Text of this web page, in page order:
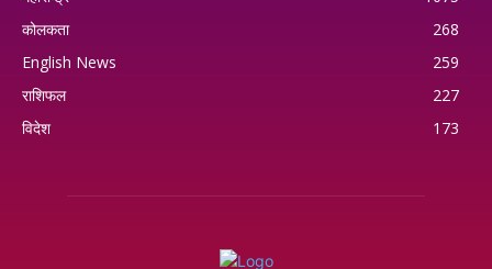
कोलकता
268
English News
259
राशिफल
227
विदेश
173